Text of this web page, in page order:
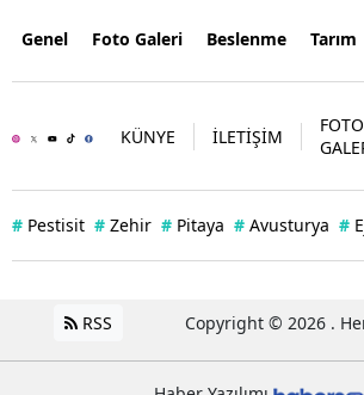
Genel Foto Galeri Beslenme Tarım
KÜNYE İLETİŞİM
FOTO
# Pestisit # Zehir # Pitaya # Avusturya #
RSS Copyright © 2026 . Her